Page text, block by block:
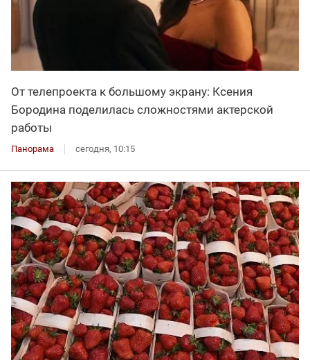
От телепроекта к большому экрану: Ксения
Бородина поделилась сложностями актерской
работы
Панорама сегодня, 10:15